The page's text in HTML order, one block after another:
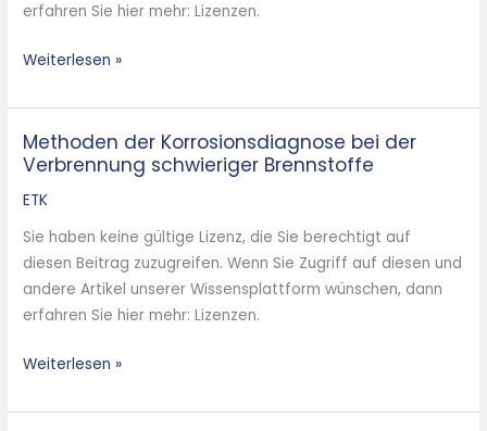
erfahren Sie hier mehr: Lizenzen.
Czym
–
Weiterlesen »
Methoden der Korrosionsdiagnose bei der
Verbrennung schwieriger Brennstoffe
ETK
Sie haben keine gültige Lizenz, die Sie berechtigt auf
diesen Beitrag zuzugreifen. Wenn Sie Zugriff auf diesen und
andere Artikel unserer Wissensplattform wünschen, dann
erfahren Sie hier mehr: Lizenzen.
Methoden
der
Korrosionsdiagnose
der
Verbrennung
schwieriger
Brennstoffe
Weiterlesen »